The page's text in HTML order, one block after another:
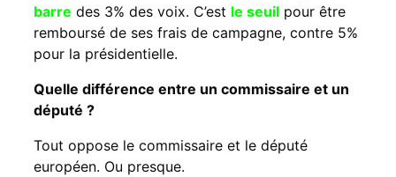
barre des 3% des voix. C’est le seuil pour être
remboursé de ses frais de campagne, contre 5%
pour la présidentielle.
Quelle différence entre un commissaire et un
député ?
Tout oppose le commissaire et le député
européen. Ou presque.